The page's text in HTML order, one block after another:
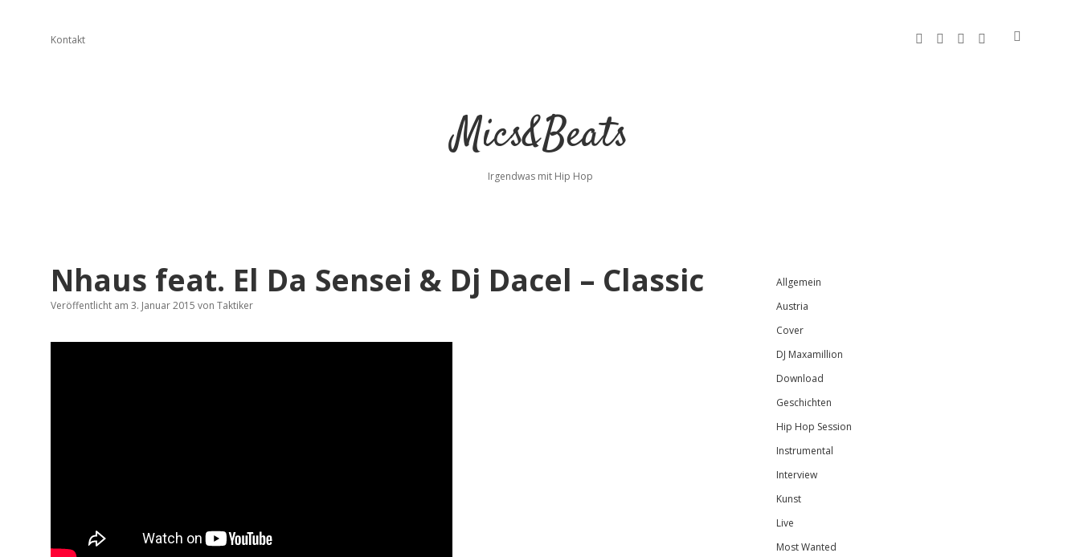
Kontakt facebookinstagrambandcamp
spotify
Mics&Beats
Irgendwas mit Hip Hop
Nhaus feat. El Da Sensei & Dj Dacel – Classic
Veröffentlicht am 3. Januar 2015 von Taktiker
Sidebar
Allgemein
Austria
Cover
DJ Maxamillion
Download
Geschichten
Hip Hop Session
Instrumental
Interview
Kunst
Live
Most Wanted